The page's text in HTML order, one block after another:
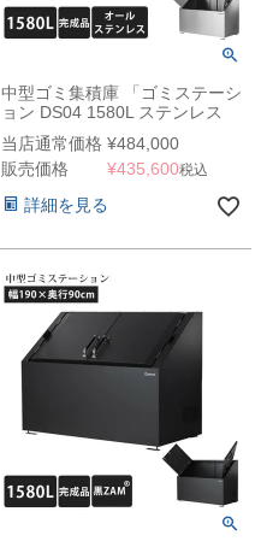
中型ゴミ集積庫 「ゴミステーシ
ョン DS04 1580L ステンレス
W1900×D900×H1100mm」
当店通常価格 ¥484,000
販売価格
¥435,600税込
詳細を見る